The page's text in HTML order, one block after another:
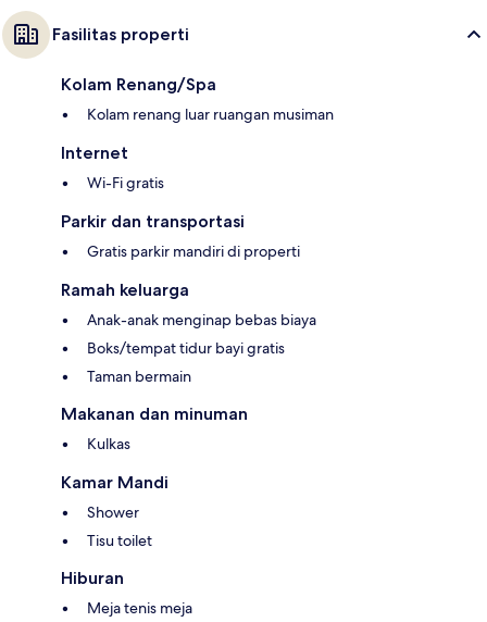
Fasilitas properti
Kolam Renang/Spa
Kolam renang luar ruangan musiman
Internet
Wi-Fi gratis
Parkir dan transportasi
Gratis parkir mandiri di properti
Ramah keluarga
Anak-anak menginap bebas biaya
Boks/tempat tidur bayi gratis
Taman bermain
Makanan dan minuman
Kulkas
Kamar Mandi
Shower
Tisu toilet
Hiburan
Meja tenis meja